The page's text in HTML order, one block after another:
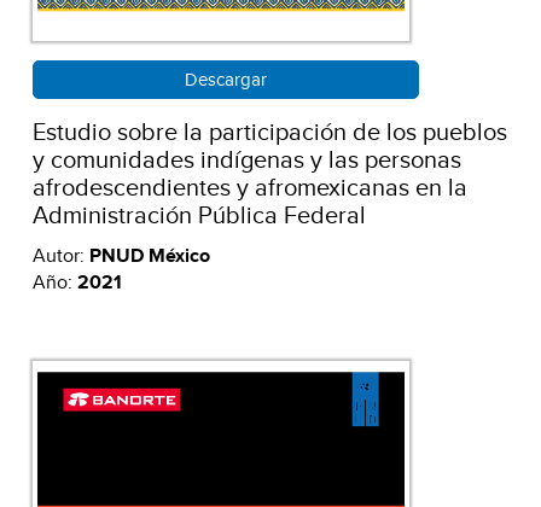
Descargar
Estudio sobre la participación de los pueblos
y comunidades indígenas y las personas
afrodescendientes y afromexicanas en la
Administración Pública Federal
Autor: PNUD México
Año: 2021